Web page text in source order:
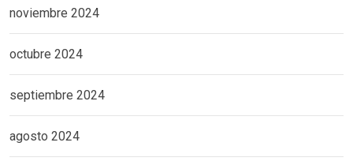
noviembre 2024
octubre 2024
septiembre 2024
agosto 2024